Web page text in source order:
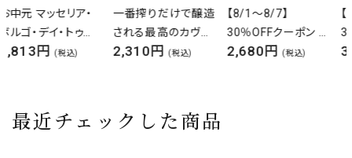
一番搾りだけで醸造
される最高のカヴァ
ロジャーグラート カ
ペイン カバ カヴァ
2,310円 (税込)
【8/1～8/7】
30％OFFクーポン ソ
フトシェルブラックタ
BBQ 串揚げ
2,680円 (税込)
【8/1～8/7】
30％OFFクーポン
オニオンリング 1kg
3,420円 (税込)
最近チェックした商品